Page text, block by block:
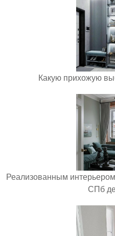
Какую прихожую
Реализованным
СПб